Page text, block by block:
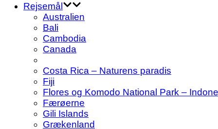
Rejsemål
Australien
Bali
Cambodia
Canada
Costa Rica – Naturens paradis
Fiji
Flores og Komodo National Park –
Færøerne
Gili Islands
Grækenland